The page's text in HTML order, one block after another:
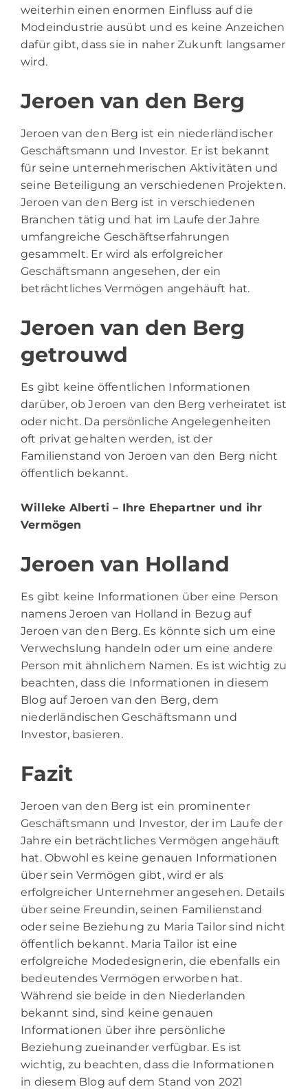
weiterhin einen enormen Einfluss auf die
Modeindustrie ausübt und es keine Anzeichen
dafür gibt, dass sie in naher Zukunft langsamer
wird.
Jeroen van den Berg
Jeroen van den Berg ist ein niederländischer
Geschäftsmann und Investor. Er ist bekannt
für seine unternehmerischen Aktivitäten und
seine Beteiligung an verschiedenen Projekten.
Jeroen van den Berg ist in verschiedenen
Branchen tätig und hat im Laufe der Jahre
umfangreiche Geschäftserfahrungen
gesammelt. Er wird als erfolgreicher
Geschäftsmann angesehen, der ein
beträchtliches Vermögen angehäuft hat.
Jeroen van den Berg
getrouwd
Es gibt keine öffentlichen Informationen
darüber, ob Jeroen van den Berg verheiratet ist
oder nicht. Da persönliche Angelegenheiten
oft privat gehalten werden, ist der
Familienstand von Jeroen van den Berg nicht
öffentlich bekannt.
Willeke Alberti – Ihre Ehepartner und ihr
Vermögen
Jeroen van Holland
Es gibt keine Informationen über eine Person
namens Jeroen van Holland in Bezug auf
Jeroen van den Berg. Es könnte sich um eine
Verwechslung handeln oder um eine andere
Person mit ähnlichem Namen. Es ist wichtig zu
beachten, dass die Informationen in diesem
Blog auf Jeroen van den Berg, dem
niederländischen Geschäftsmann und
Investor, basieren.
Fazit
Jeroen van den Berg ist ein prominenter
Geschäftsmann und Investor, der im Laufe der
Jahre ein beträchtliches Vermögen angehäuft
hat. Obwohl es keine genauen Informationen
über sein Vermögen gibt, wird er als
erfolgreicher Unternehmer angesehen. Details
über seine Freundin, seinen Familienstand
oder seine Beziehung zu Maria Tailor sind nicht
öffentlich bekannt. Maria Tailor ist eine
erfolgreiche Modedesignerin, die ebenfalls ein
bedeutendes Vermögen erworben hat.
Während sie beide in den Niederlanden
bekannt sind, sind keine genauen
Informationen über ihre persönliche
Beziehung zueinander verfügbar. Es ist
wichtig, zu beachten, dass die Informationen
in diesem Blog auf dem Stand von 2021